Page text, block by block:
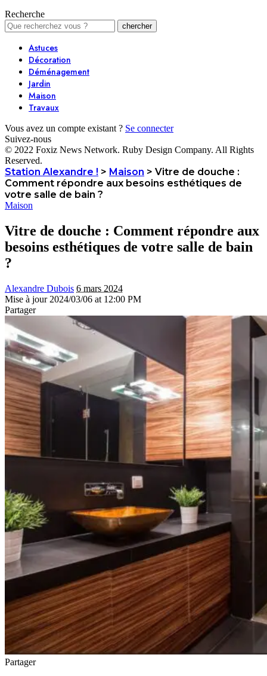
Recherche
Astuces
Décoration
Déménagement
Jardin
Maison
Travaux
Vous avez un compte existant ? Se connecter
Suivez-nous
© 2022 Foxiz News Network. Ruby Design Company. All Rights
Reserved.
Station Alexandre ! > Maison > Vitre de douche :
Comment répondre aux besoins esthétiques de
votre salle de bain ?
Maison
Vitre de douche : Comment répondre aux
besoins esthétiques de votre salle de bain
?
Alexandre Dubois 6 mars 2024
Mise à jour 2024/03/06 at 12:00 PM
Partager
Partager